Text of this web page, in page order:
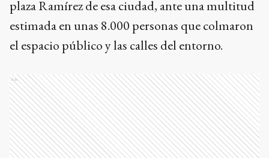
plaza Ramírez de esa ciudad, ante una multitud
estimada en unas 8.000 personas que colmaron
el espacio público y las calles del entorno.
Ads